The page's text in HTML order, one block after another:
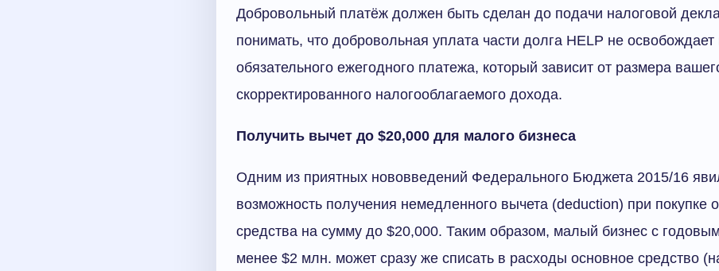
Добровольный платёж должен быть сделан до подачи налоговой
понимать, что добровольная уплата части долга HELP не освобождает
обязательного ежегодного платежа, который зависит от размера
скорректированного налогооблагаемого дохода.
Получить вычет до $20,000 для малого бизнеса
Одним из приятных нововведений Федерального Бюджета 2015/16
возможность получения немедленного вычета (deduction) при покупке
средства на сумму до $20,000. Таким образом, малый бизнес с
менее $2 млн. может сразу же списать в расходы основное средство